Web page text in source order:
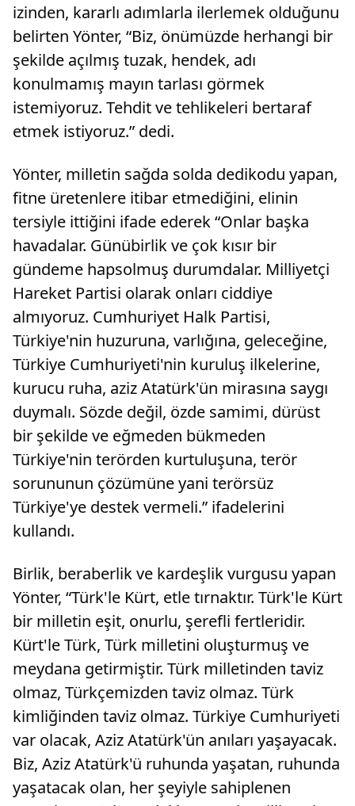
izinden, kararlı adımlarla ilerlemek olduğunu
belirten Yönter, “Biz, önümüzde herhangi bir
şekilde açılmış tuzak, hendek, adı
konulmamış mayın tarlası görmek
istemiyoruz. Tehdit ve tehlikeleri bertaraf
etmek istiyoruz.” dedi.
Yönter, milletin sağda solda dedikodu yapan,
fitne üretenlere itibar etmediğini, elinin
tersiyle ittiğini ifade ederek “Onlar başka
havadalar. Günübirlik ve çok kısır bir
gündeme hapsolmuş durumdalar. Milliyetçi
Hareket Partisi olarak onları ciddiye
almıyoruz. Cumhuriyet Halk Partisi,
Türkiye'nin huzuruna, varlığına, geleceğine,
Türkiye Cumhuriyeti'nin kuruluş ilkelerine,
kurucu ruha, aziz Atatürk'ün mirasına saygı
duymalı. Sözde değil, özde samimi, dürüst
bir şekilde ve eğmeden bükmeden
Türkiye'nin terörden kurtuluşuna, terör
sorununun çözümüne yani terörsüz
Türkiye'ye destek vermeli.” ifadelerini
kullandı.
Birlik, beraberlik ve kardeşlik vurgusu yapan
Yönter, “Türk'le Kürt, etle tırnaktır. Türk'le Kürt
bir milletin eşit, onurlu, şerefli fertleridir.
Kürt'le Türk, Türk milletini oluşturmuş ve
meydana getirmiştir. Türk milletinden taviz
olmaz, Türkçemizden taviz olmaz. Türk
kimliğinden taviz olmaz. Türkiye Cumhuriyeti
var olacak, Aziz Atatürk'ün anıları yaşayacak.
Biz, Aziz Atatürk'ü ruhunda yaşatan, ruhunda
yaşatacak olan, her şeyiyle sahiplenen